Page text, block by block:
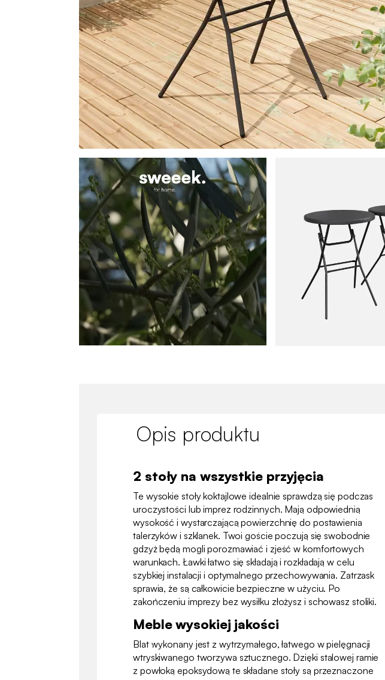
Opis produktu
2 stoły na wszystkie przyjęcia
Te wysokie stoły koktajlowe idealnie sprawdzą się podczas
uroczystości lub imprez rodzinnych. Mają odpowiednią
wysokość i wystarczającą powierzchnię do postawienia
talerzyków i szklanek. Twoi goście poczują się swobodnie
gdzyż będą mogli porozmawiać i zjeść w komfortowych
warunkach. Ławki łatwo się składają i rozkładają w celu
szybkiej instalacji i optymalnego przechowywania. Zatrzask
sprawia, że są całkowicie bezpieczne w użyciu. Po
zakończeniu imprezy bez wysiłku złożysz i schowasz stoliki.
Meble wysokiej jakości
Blat wykonany jest z wytrzymałego, łatwego w pielęgnacji
wtryskiwanego tworzywa sztucznego. Dzięki stalowej ramie
z powłoką epoksydową te składane stoły są przeznaczone